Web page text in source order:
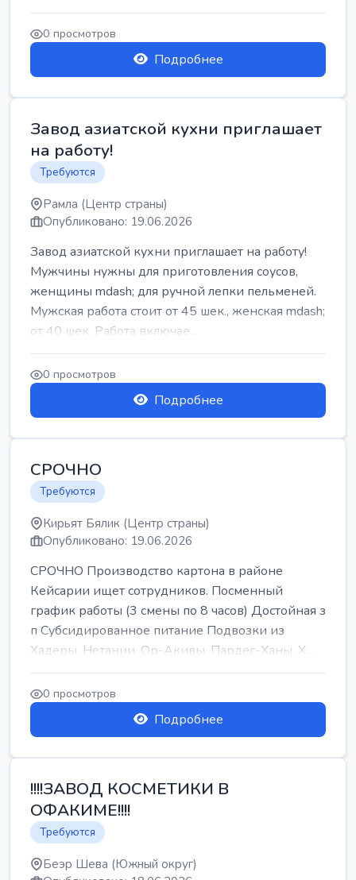
0 просмотров
Подробнее
Завод азиатской кухни приглашает
на работу!
Требуются
Рамла (Центр страны)
Опубликовано: 19.06.2026
Завод азиатской кухни приглашает на работу!
Мужчины нужны для приготовления соусов,
женщины mdash; для ручной лепки пельменей.
Мужская работа стоит от 45 шек., женская mdash;
от 40 шек. Работа включае...
0 просмотров
Подробнее
СРОЧНО
Требуются
Кирьят Бялик (Центр страны)
Опубликовано: 19.06.2026
СРОЧНО Производство картона в районе
Кейсарии ищет сотрудников. Посменный
график работы (3 смены по 8 часов) Достойная з
п Субсидированное питание Подвозки из
Хадеры, Нетании, Ор-Акивы, Пардес-Ханы, Х...
0 просмотров
Подробнее
!!!!ЗАВОД КОСМЕТИКИ В
ОФАКИМЕ!!!!
Требуются
Беэр Шева (Южный округ)